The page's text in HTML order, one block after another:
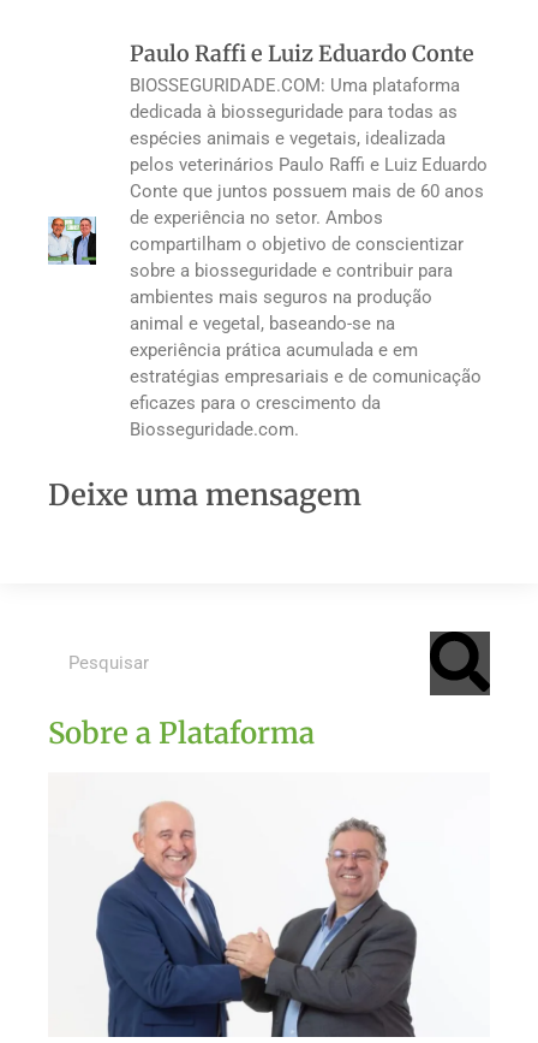
Paulo Raffi e Luiz Eduardo Conte
BIOSSEGURIDADE.COM: Uma plataforma
dedicada à biosseguridade para todas as
espécies animais e vegetais, idealizada
pelos veterinários Paulo Raffi e Luiz Eduardo
Conte que juntos possuem mais de 60 anos
de experiência no setor. Ambos
compartilham o objetivo de conscientizar
sobre a biosseguridade e contribuir para
ambientes mais seguros na produção
animal e vegetal, baseando-se na
experiência prática acumulada e em
estratégias empresariais e de comunicação
eficazes para o crescimento da
Biosseguridade.com.
Deixe uma mensagem
Sobre a Plataforma